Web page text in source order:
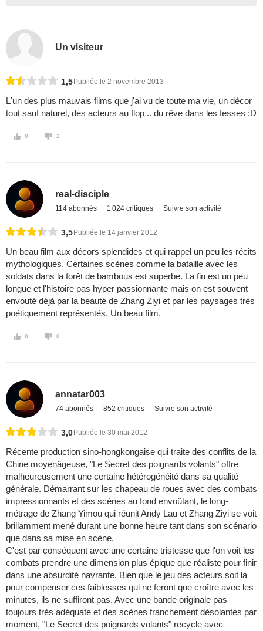
Un visiteur
1,5 Publiée le 2 novembre 2013
L'un des plus mauvais films que j'ai vu de toute ma vie, un décor
tout sauf naturel, des acteurs au flop .. du rêve dans les fesses :D
0 2
real-disciple
114 abonnés 1 024 critiques Suivre son activité
3,5 Publiée le 14 janvier 2012
Un beau film aux décors splendides et qui rappel un peu les récits
mythologiques. Certaines scènes comme la bataille avec les
soldats dans la forêt de bambous est superbe. La fin est un peu
longue et l'histoire pas hyper passionnante mais on est souvent
envouté déjà par la beauté de Zhang Ziyi et par les paysages très
poétiquement représentés. Un beau film.
0 0
annatar003
74 abonnés 852 critiques Suivre son activité
3,0 Publiée le 30 mai 2012
Récente production sino-hongkongaise qui traite des conflits de la
Chine moyenâgeuse, "Le Secret des poignards volants" offre
malheureusement une certaine hétérogénéité dans sa qualité
générale. Démarrant sur les chapeau de roues avec des combats
impressionnants et des scènes au fond envoûtant, le long-
métrage de Zhang Yimou qui réunit Andy Lau et Zhang Ziyi se voit
brillamment mené durant une bonne heure tant dans son scénario
que dans sa mise en scène.
C'est par conséquent avec une certaine tristesse que l'on voit les
combats prendre une dimension plus épique que réaliste pour finir
dans une absurdité navrante. Bien que le jeu des acteurs soit là
pour compenser ces faiblesses qui ne feront que croître avec les
minutes, ils ne suffiront pas. Avec une bande originale pas
toujours très adéquate et des scènes franchement désolantes par
moment, "Le Secret des poignards volants" recycle avec